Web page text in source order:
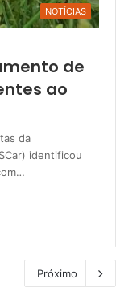
NOTÍCIAS
de
ao
da
identificou
Próximo